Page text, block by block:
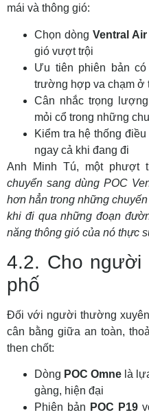
mái và thông gió:
Chọn dòng Ventral Air
gió vượt trội
Ưu tiên phiên bản
trường hợp va chạm ở
Cân nhắc trọng
mỏi cổ trong những
Kiểm tra hệ thống
ngay cả khi đang đi
Anh Minh Tú, một phượt
chuyển sang dùng POC
hơn hẳn trong những
khi đi qua những đoạn
năng thông gió của nó thực
4.2. Cho người
phố
Đối với người thường
cân bằng giữa an toàn,
then chốt:
Dòng POC Omne là
gàng, hiện đại
Phiên bản POC P19